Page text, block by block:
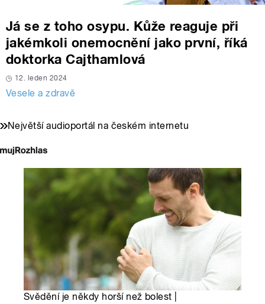
Já se z toho osypu. Kůže reaguje při
jakémkoli onemocnění jako první, říká
doktorka Cajthamlová
12. leden 2024
Vesele a zdravě
Největší audioportál na českém internetu
Svědění je někdy horší než bolest |